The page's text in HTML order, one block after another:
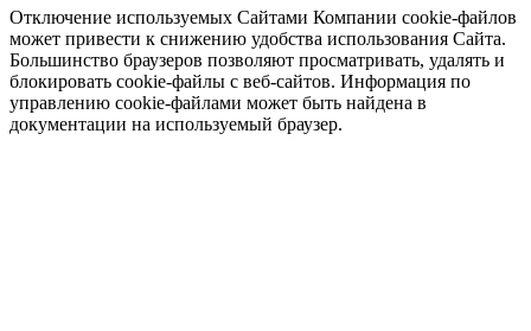
Отключение используемых Сайтами Компании cookie-файлов
может привести к снижению удобства использования Сайта.
Большинство браузеров позволяют просматривать, удалять и
блокировать cookie-файлы c веб-сайтов. Информация по
управлению cookie-файлами может быть найдена в
документации на используемый браузер.